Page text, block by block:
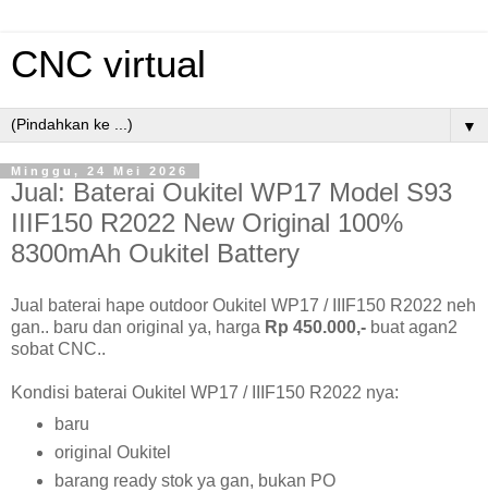
CNC virtual
▼
Minggu, 24 Mei 2026
Jual: Baterai Oukitel WP17 Model S93
IIIF150 R2022 New Original 100%
8300mAh Oukitel Battery
Jual baterai hape outdoor Oukitel WP17 / IIIF150 R2022 neh
gan.. baru dan original ya, harga Rp 450.000,- buat agan2
sobat CNC..
Kondisi baterai Oukitel WP17 / IIIF150 R2022 nya:
baru
original Oukitel
barang ready stok ya gan, bukan PO